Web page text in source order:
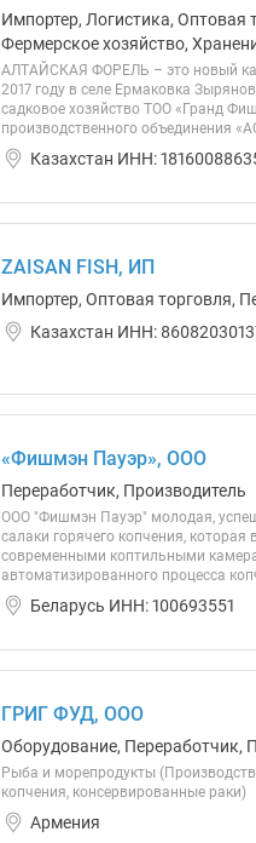
Импортер, Логистика, Оптовая
Фермерское хозяйство,
АЛТАЙСКАЯ ФОРЕЛЬ – это новый
2017 году в селе Ермаковка
садковое хозяйство ТОО «Гранд
производственного объединения
Казахстан ИНН:
ZAISAN FISH, ИП
Импортер, Оптовая торговля,
Казахстан ИНН:
«Фишмэн Пауэр», ООО
Переработчик, Производитель
ООО "Фишмэн Пауэр" молодая,
салаки горячего копчения,
современными коптильными
автоматизированного процесса
Беларусь ИНН: 100693551
ГРИГ ФУД, ООО
Оборудование, Переработчик,
Рыба и морепродукты
копчения, консервированные раки)
Армения